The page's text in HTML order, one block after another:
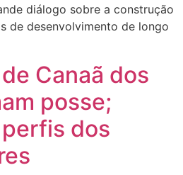
diálogo sobre a construção
de desenvolvimento de longo
Canaã dos
posse;
dos